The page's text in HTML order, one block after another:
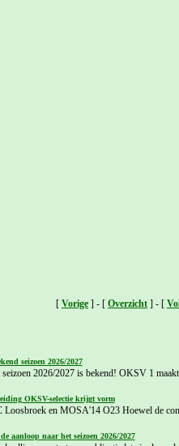
[ Vorige ] - [ Overzicht ] - [
seizoen 2026/2027
2026/2027 is bekend! OKSV 1
OKSV-selectie krijgt vorm
Loosbroek en MOSA'14 O23 Hoewel de
aanloop naar het seizoen 2026/2027